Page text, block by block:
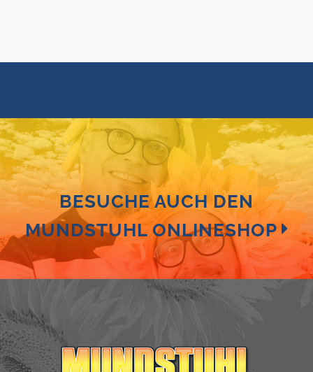
BESUCHE AUCH DEN
MUNDSTUHL ONLINESHOP